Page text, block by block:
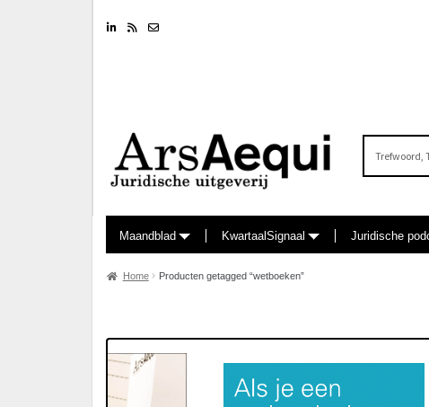
LinkedinRSS feed
Maandblad KwartaalSignaal Juridische
Home Producten getagged “wetboeken”